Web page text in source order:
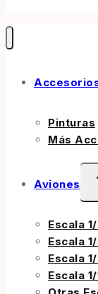
Pinturas
Más
Aviones
Escala
Escala
Escala
Escala